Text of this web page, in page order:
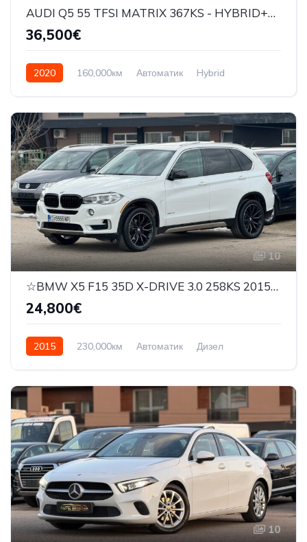
AUDI Q5 55 TFSI MATRIX 367KS - HYBRID+ELECTRIC 3X S-LINE - QUATTRO - 2020 G
36,500€
2020 160,000км Автоматик
Hybrid
10
☆BMW X5 F15 35D X-DRIVE 3.0 258KS 2015G☆
24,800€
2015 230,000км Автоматик
Дизел
10